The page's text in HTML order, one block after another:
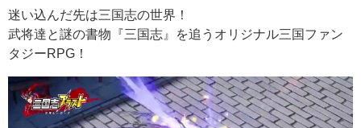
迷い込んだ先は三国志の世界！
武将達と謎の書物『三国志』を追うオリジナル三国ファン
タジーRPG！